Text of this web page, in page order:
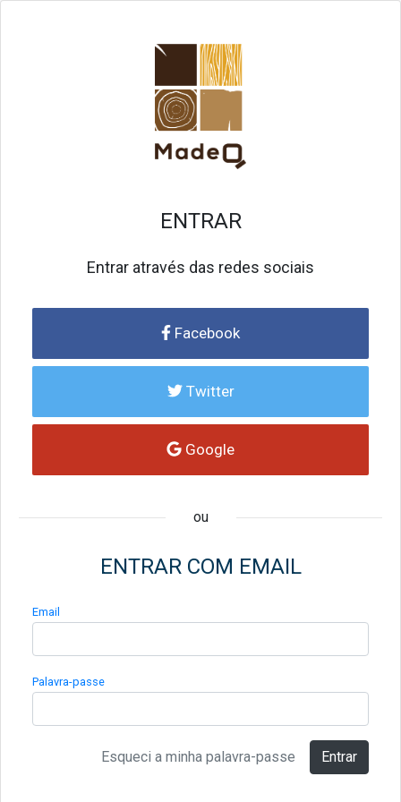
ENTRAR
Entrar através das redes sociais
Facebook
Twitter
Google
ou
ENTRAR COM EMAIL
Email
Palavra-passe
Esqueci a minha palavra-passe Entrar